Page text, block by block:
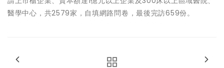
醫學中心，共2579家，自填網路問卷，最後完訪659份。